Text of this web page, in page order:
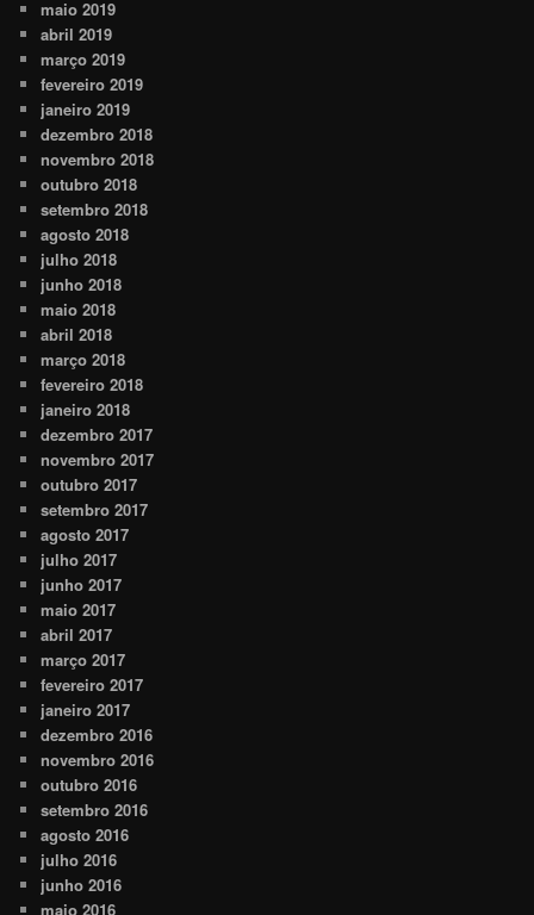
maio 2019
abril 2019
março 2019
fevereiro 2019
janeiro 2019
dezembro 2018
novembro 2018
outubro 2018
setembro 2018
agosto 2018
julho 2018
junho 2018
maio 2018
abril 2018
março 2018
fevereiro 2018
janeiro 2018
dezembro 2017
novembro 2017
outubro 2017
setembro 2017
agosto 2017
julho 2017
junho 2017
maio 2017
abril 2017
março 2017
fevereiro 2017
janeiro 2017
dezembro 2016
novembro 2016
outubro 2016
setembro 2016
agosto 2016
julho 2016
junho 2016
maio 2016